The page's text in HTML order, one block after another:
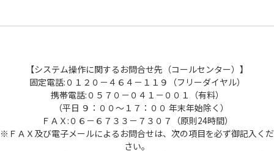
【システム操作に関するお問合せ先（コールセンター）】
固定電話:０１２０－４６４－１１９（フリーダイヤル）
携帯電話:０５７０－０４１－００１（有料）
（平日 ９：００～１７：００ 年末年始除く）
ＦＡＸ:０６－６７３３－７３０７（原則24時間）
※ＦＡＸ及び電子メールによるお問合せは、次の項目を必ず御記入くだ
さい。